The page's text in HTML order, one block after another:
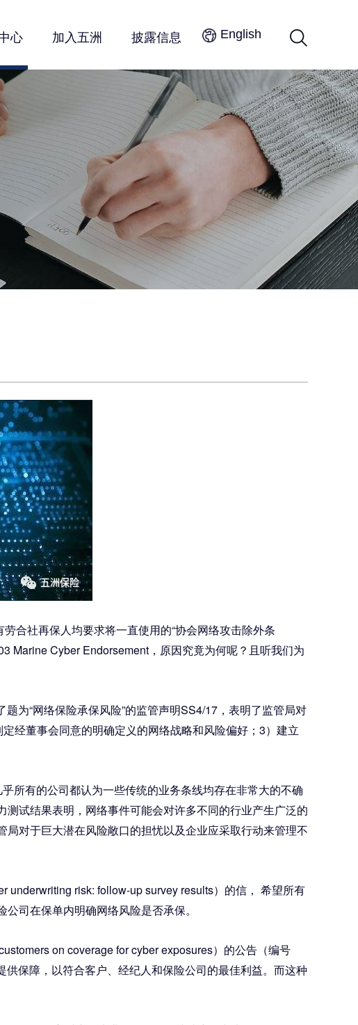
心 加入五洲 披露信息 English
合社再保人均要求将一直使用的“协会网络攻击除外条
Marine Cyber Endorsement，原因究竟为何呢？且听我们为
为“网络保险承保风险”的监管声明SS4/17，表明了监管局对
经董事会同意的明确定义的网络战略和风险偏好；3）建立
有的公司都认为一些传统的业务条线均存在非常大的不确
试结果表明，网络事件可能会对许多不同的行业产生广泛的
对于巨大潜在风险敞口的担忧以及企业应采取行动来管理不
risk: follow-up survey results）的信， 希望所有
司在保单内明确网络风险是否承保。
on coverage for cyber exposures）的公告（编号
保障，以符合客户、经纪人和保险公司的最佳利益。而这种